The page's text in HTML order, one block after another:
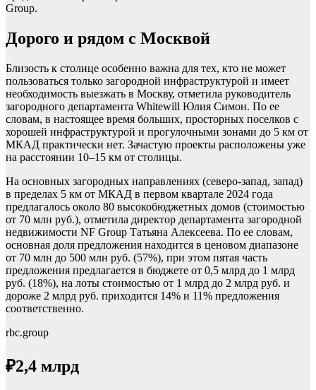
Group.
Дорого и рядом с Москвой
Близость к столице особенно важна для тех, кто не может
пользоваться только загородной инфраструктурой и имеет
необходимость выезжать в Москву, отметила руководитель
загородного департамента Whitewill Юлия Симон. По ее
словам, в настоящее время больших, просторных поселков с
хорошей инфраструктурой и прогулочными зонами до 5 км от
МКАД практически нет. Зачастую проекты расположены уже
на расстоянии 10–15 км от столицы.
На основных загородных направлениях (северо-запад, запад)
в пределах 5 км от МКАД в первом квартале 2024 года
предлагалось около 80 высокобюджетных домов (стоимостью
от 70 млн руб.), отметила директор департамента загородной
недвижимости NF Group Татьяна Алексеева. По ее словам,
основная доля предложения находится в ценовом диапазоне
от 70 млн до 500 млн руб. (57%), при этом пятая часть
предложения предлагается в бюджете от 0,5 млрд до 1 млрд
руб. (18%), на лоты стоимостью от 1 млрд до 2 млрд руб. и
дороже 2 млрд руб. приходится 14% и 11% предложения
соответственно.
rbc.group
₽2,4 млрд